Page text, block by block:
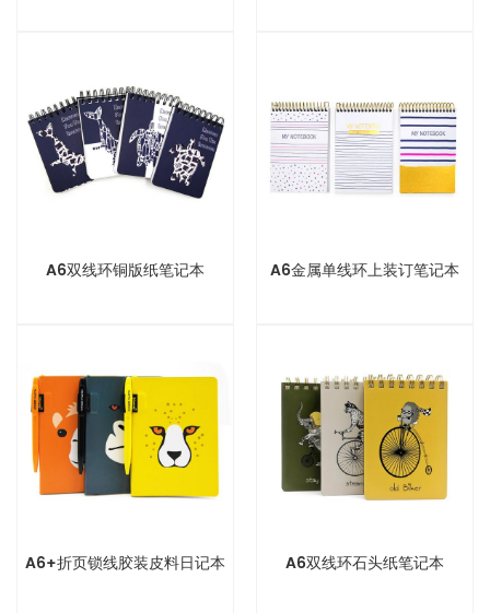
A6双线环铜版纸笔记本 A6金属单线环上装订笔记本
A6+折页锁线胶装皮料日记本 A6双线环石头纸笔记本